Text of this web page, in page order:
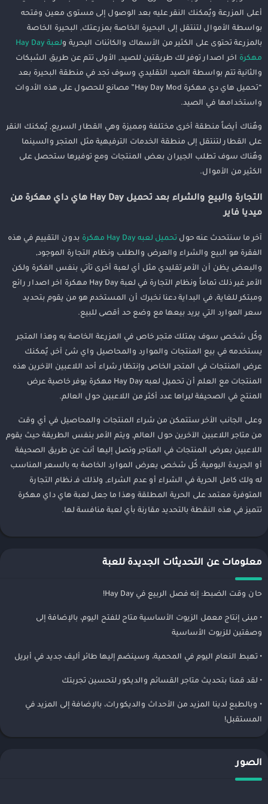
أعلى المزرعة ويٌمكنك النقر عليه بعد الوصول إلى مستوى معين وفتحه
بواسطة الأموال لتنتقل إلى البحيرة الخاصة بمزرعتك, البحيرة الخاصة
بالمزرعة تحتوى على الكثير من الأسماك والكائنات البحرية و
لعبة Hay Day
مهكرة اخر اصدار توفر لك طريقتين للصيد, الأولى تتم عن طريق الشبكات
والثانية تتم بواسطة الصيد التقليدي وسوف تجد في منطقة البحيرة بعد
“تحميل هاي دي مهكرة Hay Day Mod” مصانع للحصول على هذه الأدوات
واستخدامها في الصيد.
وهٌناك أيضاً منطقة أخرى مختلفة ومميزة وهي القطار السريع, يٌمكنك النقر
على القطار لتنتقل إلى منطقة الخدمات الترفيهية مثل المتجر والسينما
وهٌناك سوف تطلب الجيران بعض المنتجات ومع توفيرها ستحصل على
الكثير من الأموال.
التجارة والبيع والشراء بعد تحميل Hay Day هاي داي مهكرة من
ميديا فاير
آخر ما سنتحدث عنه حول تحميل لعبه Hay Day مهكرة
بدون التقييم في هذه
الفقرة هو البيع والشراء والعرض والطلب ونظام التجارة الموجود,
والبعض يظن أن الأمر تقليدي مثل أي لعبة أخرى تأتي بنفس الفكرة ولكن
الأمر غير ذلك تماماً ونظام التجارة في لعبة Hay Day مهكرة اخر اصدار رائع
ومبتكر للغاية, في البداية دعنا نخبرك أن المستخدم هو من يقوم بتحديد
سعر الموارد التي يريد بيعها مع وضع حد أقصى للبيع.
وكٌل شخص سوف يمتلك متجر خاص في المزرعة الخاصة به وهذا المتجر
يستخدمه في بيع المنتجات والموارد والمحاصيل واي شئ آخر, يٌمكنك
عرض المنتجات في المتجر الخاص وإنتظار شراء أحد اللاعبين الآخرين هذه
المنتجات مع العلم أن تحميل لعبه Hay Day مهكرة يوفر خاصية عرض
المنتج في الصحيفة ليراها عدد أكثر من اللاعبين حول العالم.
وعلى الجانب الأخر ستتمكن من شراء المنتجات والمحاصيل في أي وقت
من متاجر اللاعبين الآخرين حول العالم, ويتم الأمر بنفس الطريقة حيث يقوم
اللاعبين بعرض المنتجات في المتاجر وتصل إليها أنت عن طريق الصحيفة
أو الجريدة اليومية, كٌل شخص يعرض الموارد الخاصة به بالسعر المناسب
له ولك كامل الحرية في الشراء أو عدم الشراء, ولذلك فـ نظام التجارة
المتوفرة معتمد على الحرية المطلقة وهذا ما جعل لعبة هاي داي مهكرة
تتميز في هذه النقطة بالتحديد مقارنة بأي لعبة منافسة لها.
معلومات عن التحديثات الجديدة للعبة
حان وقت الضبط: إنه فصل الربيع في Hay Day!
• مبنى إنتاج معمل الزيوت الأساسية متاح للفتح اليوم، بالإضافة إلى
وصفتين للزيوت الأساسية
• تهبط النعام اليوم في المحمية، وسينضم إليها طائر أليف جديد في أبريل
• لقد قمنا بتحديث متاجر القسائم والديكور لتحسين تجربتك
• وبالطبع لدينا المزيد من الأحداث والديكورات، بالإضافة إلى المزيد في
المستقبل!
الصور